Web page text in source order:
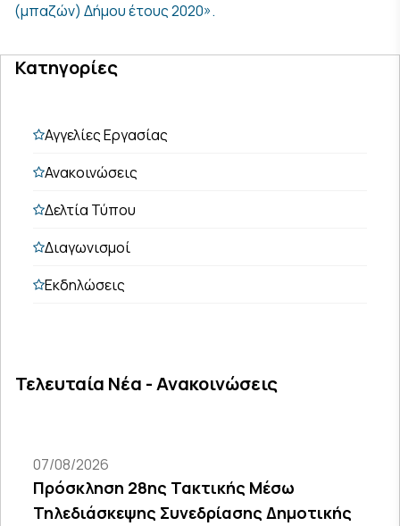
(μπαζών) Δήμου έτους 2020».
Κατηγορίες
Αγγελίες Εργασίας
Ανακοινώσεις
Δελτία Τύπου
Διαγωνισμοί
Εκδηλώσεις
Τελευταία Νέα - Ανακοινώσεις
07/08/2026
Πρόσκληση 28ης Τακτικής Μέσω
Τηλεδιάσκεψης Συνεδρίασης Δημοτικής